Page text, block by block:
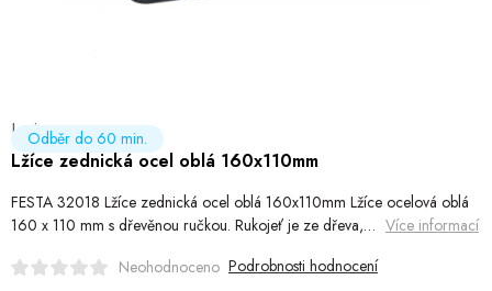
World Cleanup Day
Akční ceny
Vrácení a reklamace
Podmínky ochrany osobních údajů
Levior
Lžíce zednická ocel oblá 160x110mm
FESTA 32018 Lžíce zednická ocel oblá 160x110mm Lžíce ocelová oblá
160 x 110 mm s dřevěnou ručkou. Rukojeť je ze dřeva,… Více informací
Odběr do 60 min.
Neohodnoceno Podrobnosti hodnocení